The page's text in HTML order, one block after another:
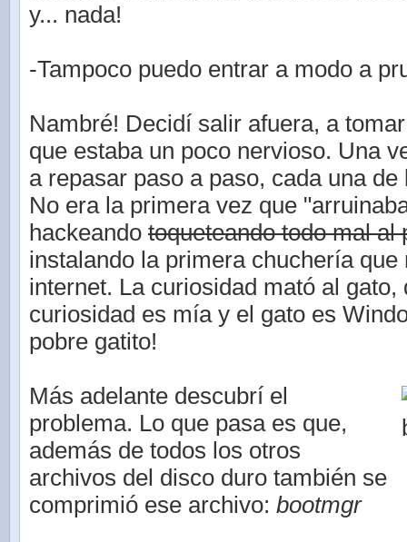
y... nada!
-Tampoco puedo entrar a modo a
Nambré! Decidí salir afuera, a
que estaba un poco nervioso. Una
a repasar paso a paso, cada una
No era la primera vez que
hackeando toqueteando todo mal al
instalando la primera chuchería que
internet. La curiosidad mató al gato,
curiosidad es mía y el gato es
pobre gatito!
Más adelante descubrí el
problema. Lo que pasa es que,
además de todos los otros
archivos del disco duro también se
comprimió ese archivo: bootmgr